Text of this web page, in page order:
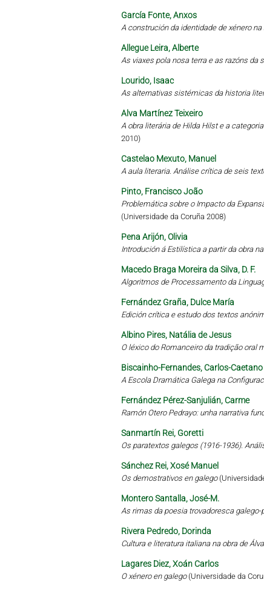
García Fonte, Anxos
A construción da identidade de xénero
Allegue Leira, Alberte
As viaxes pola nosa terra e as razóns da
Lourido, Isaac
As alternativas sistémicas da historia
Alva Martínez Teixeiro
A obra literária de Hilda Hilst e a
2010)
Castelao Mexuto, Manuel
A aula literaria. Análise crítica de seis
Pinto, Francisco João
Problemática sobre o Impacto da
(Universidade da Coruña 2008)
Pena Arijón, Olivia
Introdución á Estilística a partir da obra
Macedo Braga Moreira da Silva, D. F.
Algoritmos de Processamento da
Fernández Graña, Dulce María
Edición crítica e estudo dos textos
Albino Pires, Natália de Jesus
O léxico do Romanceiro da tradição oral
Biscainho-Fernandes, Carlos-Caetano
A Escola Dramática Galega na
Fernández Pérez-Sanjulián, Carme
Ramón Otero Pedrayo: unha narrativa
Sanmartín Rei, Goretti
Os paratextos galegos (1916-1936).
Sánchez Rei, Xosé Manuel
Os demostrativos en galego
Montero Santalla, José-M.
As rimas da poesia trovadoresca
Rivera Pedredo, Dorinda
Cultura e literatura italiana na obra de
Lagares Diez, Xoán Carlos
O xénero en galego(Universidade da